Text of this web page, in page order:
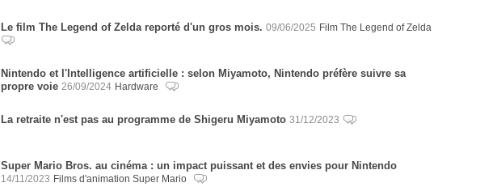
Le film The Legend of Zelda reporté d'un gros mois. 09/06/2025 Film The Legend of Zelda
Nintendo et l'Intelligence artificielle : selon Miyamoto, Nintendo préfère suivre sa
propre voie 26/09/2024 Hardware
La retraite n'est pas au programme de Shigeru Miyamoto 31/12/2023
Super Mario Bros. au cinéma : un impact puissant et des envies pour Nintendo
14/11/2023 Films d'animation Super Mario